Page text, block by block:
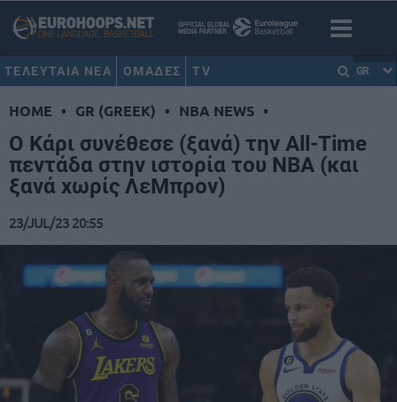
ΤΕΛΕΥΤΑΙΑ ΝΕΑ ΟΜΑΔΕΣ TV GR
HOME • GR (GREEK) • NBA NEWS •
Ο Κάρι συνέθεσε (ξανά) την All-Time
πεντάδα στην ιστορία του ΝΒΑ (και
ξανά χωρίς ΛεΜπρον)
23/JUL/23 20:55